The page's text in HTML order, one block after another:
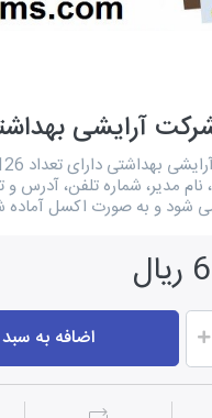
آرایشی
مدیر، شماره تلفن، آدرس
شود و به صورت اکسل
اضافه به